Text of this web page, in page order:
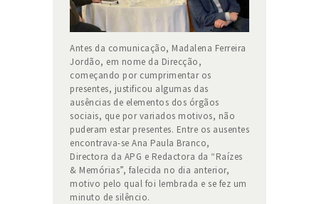
Antes da comunicação, Madalena Ferreira
Jordão, em nome da Direcção,
começando por cumprimentar os
presentes, justificou algumas das
ausências de elementos dos órgãos
sociais, que por variados motivos, não
puderam estar presentes. Entre os ausentes
encontrava-se Ana Paula Branco,
Directora da APG e Redactora da “Raízes
& Memórias”, falecida no dia anterior,
motivo pelo qual foi lembrada e se fez um
minuto de silêncio.